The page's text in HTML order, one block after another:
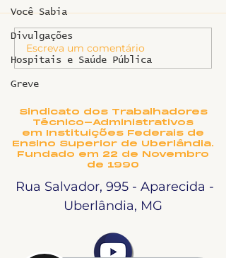
Você Sabia
Divulgações
Hospitais e Saúde Pública
Greve
Ligeirinho 541 | Julho
2026
Escreva um comentário
Sindicato dos Trabalhadores
Técnico-Administrativos
em Instituições Federais de
Ensino Superior de Uberlândia.
Fundado em 22 de Novembro
de 1990
Rua Salvador, 995 - Aparecida -
Uberlândia, MG